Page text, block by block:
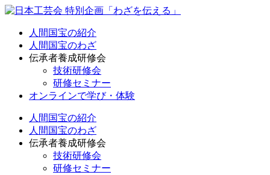
人間国宝の紹介
人間国宝のわざ
伝承者養成研修会
技術研修会
研修セミナー
オンラインで学び・体験
人間国宝の紹介
人間国宝のわざ
伝承者養成研修会
技術研修会
研修セミナー